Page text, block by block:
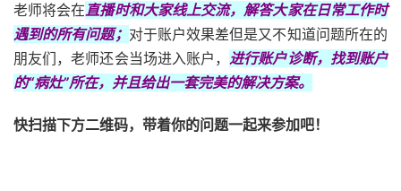
老师将会在直播时和大家线上交流，解答大家在日常工作时
遇到的所有问题； 对于账户效果差但是又不知道问题所在的
朋友们，老师还会当场进入账户，进行账户诊断，找到账户
的“病灶”所在，并且给出一套完美的解决方案。
快扫描下方二维码，带着你的问题一起来参加吧！